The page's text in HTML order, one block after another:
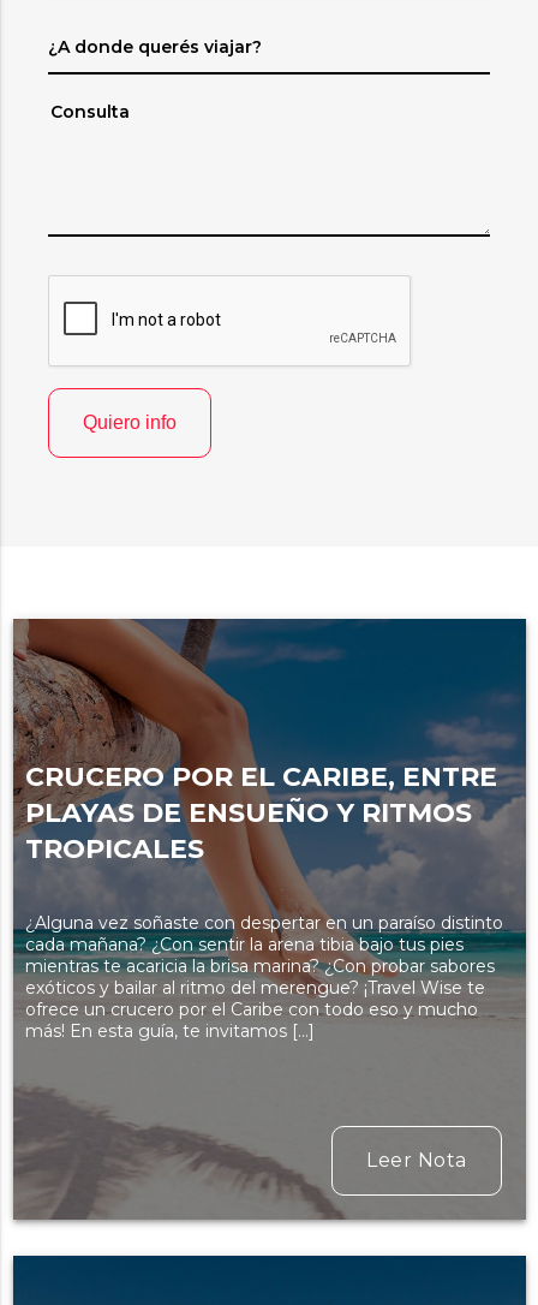
CRUCERO POR EL CARIBE, ENTRE
PLAYAS DE ENSUEÑO Y RITMOS
TROPICALES
¿Alguna vez soñaste con despertar en un paraíso distinto
cada mañana? ¿Con sentir la arena tibia bajo tus pies
mientras te acaricia la brisa marina? ¿Con probar sabores
exóticos y bailar al ritmo del merengue? ¡Travel Wise te
ofrece un crucero por el Caribe con todo eso y mucho
más! En esta guía, te invitamos […]
Leer Nota